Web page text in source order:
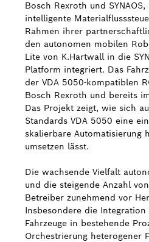
Über uns
Bosch in Österreich
Karriere bei Bosch in
Bosch Weltweit
Kontakt
Bosch Rexroth und
intelligente
Rahmen ihrer
den autonomen mobilen
Lite von K.Hartwall in die
Platform integriert. Das
der VDA 5050-kompatiblen
Bosch Rexroth und bereits
Das Projekt zeigt, wie sich
Standards VDA 5050 eine
skalierbare Automatisierung
umsetzen lässt.
Die wachsende Vielfalt
und die steigende Anzahl
Betreiber zunehmend vor
Insbesondere die
Fahrzeuge in bestehende
Orchestrierung heterogener